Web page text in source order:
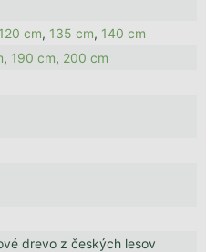
120 cm, 135 cm, 140 cm
, 190 cm, 200 cm
drevo z českých lesov